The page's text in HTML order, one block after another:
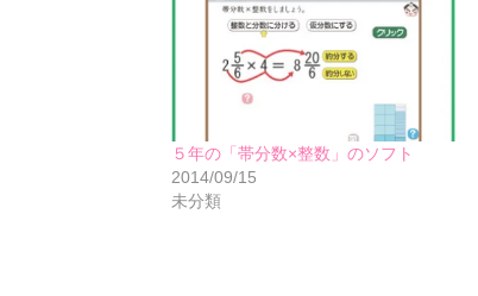
５年の「帯分数×整数」のソフト
2014/09/15
未分類